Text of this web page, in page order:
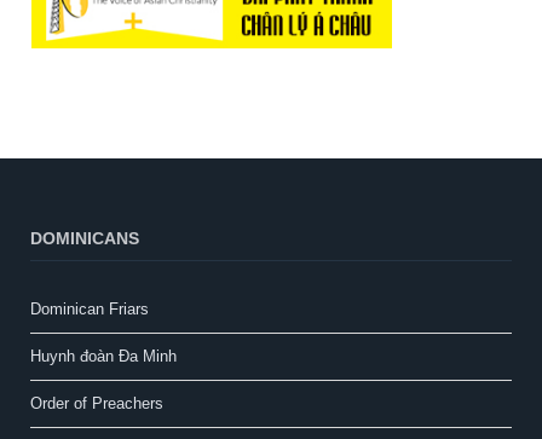
DOMINICANS
Dominican Friars
Huynh đoàn Đa Minh
Order of Preachers